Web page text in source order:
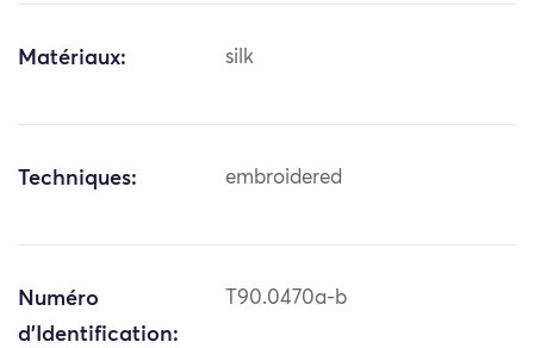
Matériaux: silk
Techniques: embroidered
Numéro
d'Identification:
T90.0470a-b